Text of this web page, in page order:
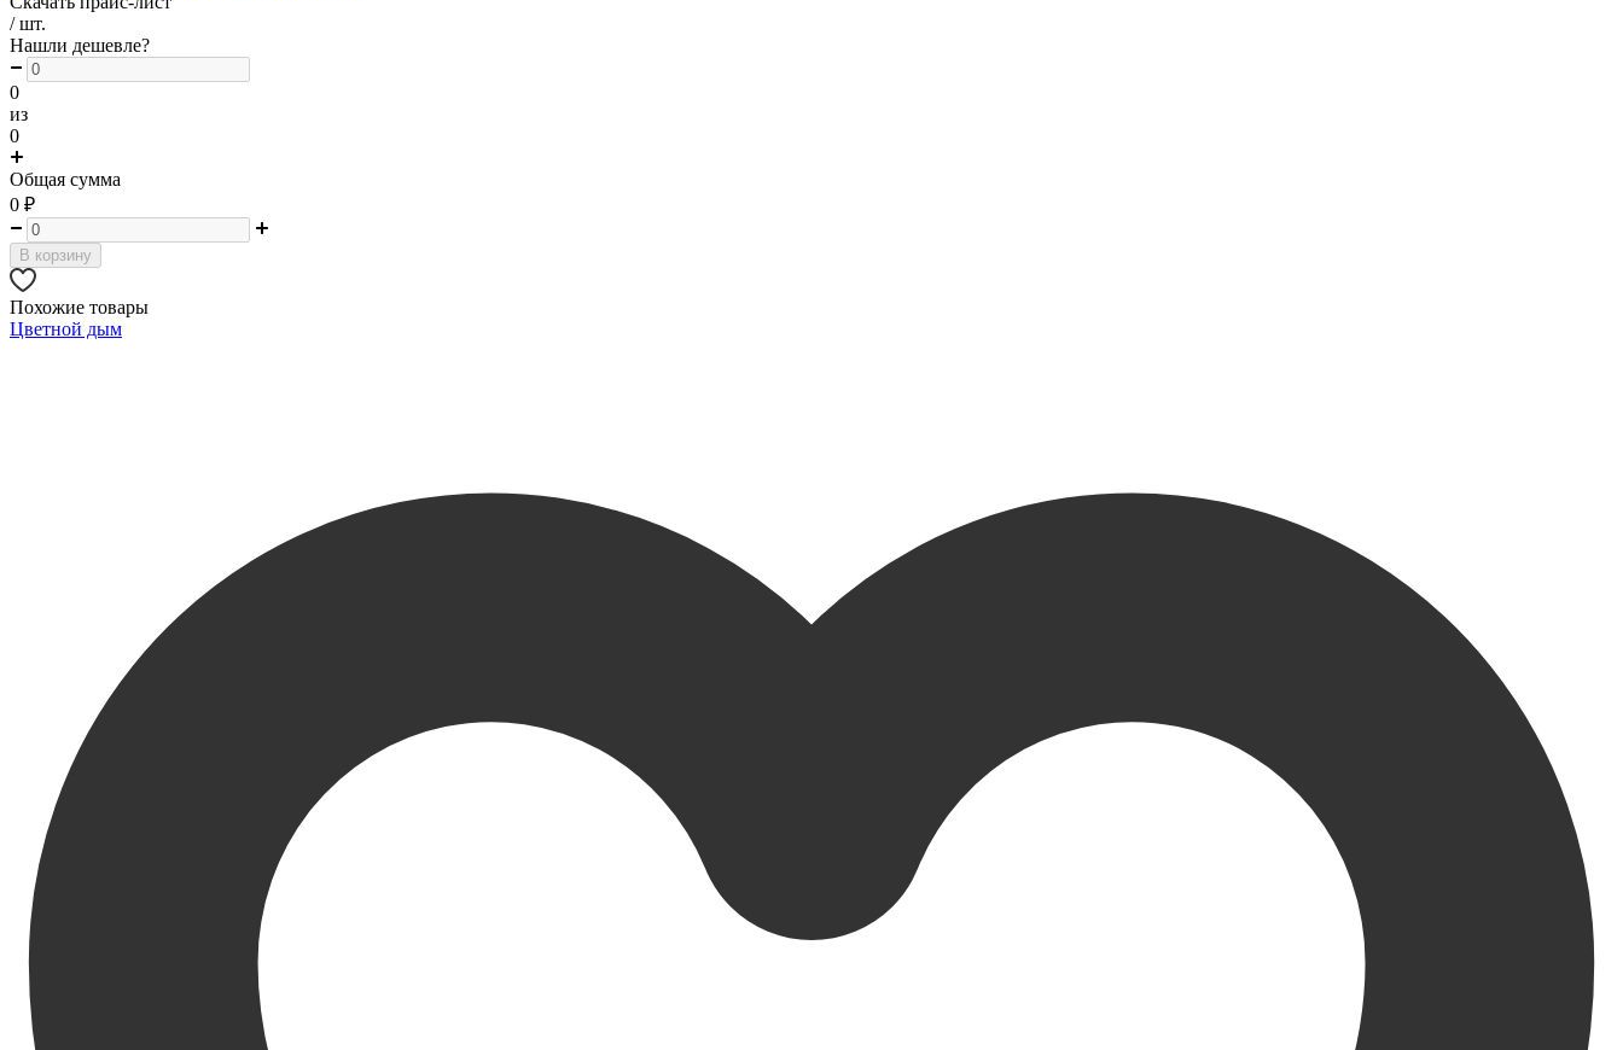
/ шт.
Нашли дешевле?
0
из
0
Общая сумма
0 ₽
В корзину
Похожие товары
Цветной дым